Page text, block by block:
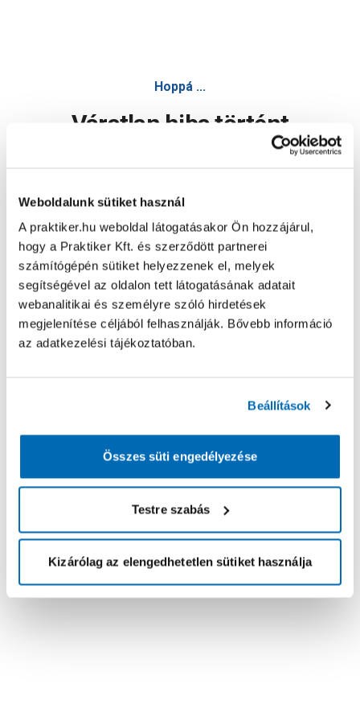
Weboldalunk sütiket használ
A praktiker.hu weboldal látogatásakor Ön hozzájárul,
hogy a Praktiker Kft. és szerződött partnerei
számítógépén sütiket helyezzenek el, melyek
segítségével az oldalon tett látogatásának adatait
webanalitikai és személyre szóló hirdetések
megjelenítése céljából felhasználják. Bővebb információ
az adatkezelési tájékoztatóban.
Beállítások
Összes süti engedélyezése
Testre szabás
Kizárólag az elengedhetetlen sütiket használja
Hoppá ...
Váratlan hiba történt
Oldal újratöltése